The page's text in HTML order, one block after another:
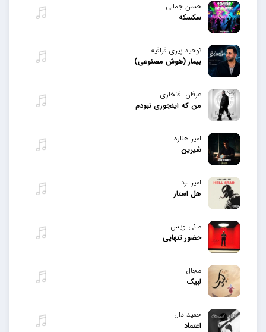
حسن جمالی
سکسکه
توحید پیری قراقیه
بیمار (هوش مصنوعی)
عرفان افتخاری
من که اینجوری نبودم
امیر هناره
شیرین
امیر لرد
هل استار
مانی ویس
حضور تنهایی
مجال
لبیک
حمید دال
اعتماد